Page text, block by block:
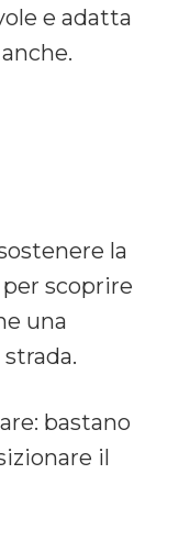
e adatta
la
scoprire
una
bastano
il